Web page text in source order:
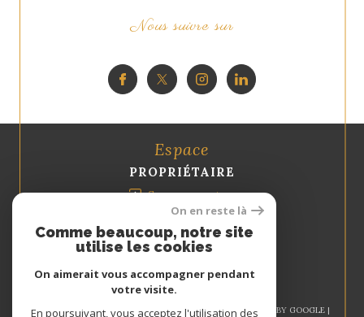
Nous suivre sur
Espace
PROPRIÉTAIRE
Se connecter
© 2026 | TOUS DROITS RÉSERVÉS | TRADUCTION POWERED BY GOOGLE |
On en reste là
Comme beaucoup, notre site
utilise les cookies
On aimerait vous accompagner pendant
votre visite.
En poursuivant, vous acceptez l'utilisation des